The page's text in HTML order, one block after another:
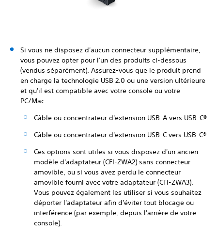
Si vous ne disposez d'aucun connecteur supplémentaire,
vous pouvez opter pour l'un des produits ci-dessous
(vendus séparément). Assurez-vous que le produit prend
en charge la technologie USB 2.0 ou une version ultérieure
et qu'il est compatible avec votre console ou votre
PC/Mac.
Câble ou concentrateur d'extension USB-A vers USB-C®
Câble ou concentrateur d'extension USB-C vers USB-C®
Ces options sont utiles si vous disposez d'un ancien
modèle d'adaptateur (CFI-ZWA2) sans connecteur
amovible, ou si vous avez perdu le connecteur
amovible fourni avec votre adaptateur (CFI-ZWA3).
Vous pouvez également les utiliser si vous souhaitez
déporter l'adaptateur afin d'éviter tout blocage ou
interférence (par exemple, depuis l'arrière de votre
console).